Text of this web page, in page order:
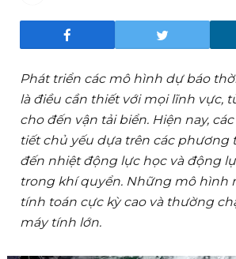
Phát triển các mô hình dự báo
là điều cần thiết với mọi lĩnh vực,
cho đến vận tải biển. Hiện nay,
tiết chủ yếu dựa trên các phương
đến nhiệt động lực học và động
trong khí quyển. Những mô hình
tính toán cực kỳ cao và thường
máy tính lớn.